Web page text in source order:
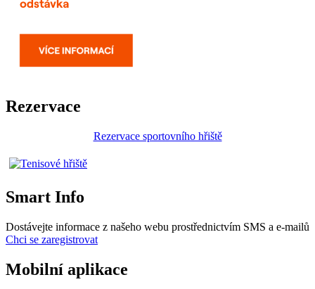
Rezervace
Rezervace sportovního hřiště
Smart Info
Dostávejte informace z našeho webu prostřednictvím SMS a e-mailů
Chci se zaregistrovat
Mobilní aplikace